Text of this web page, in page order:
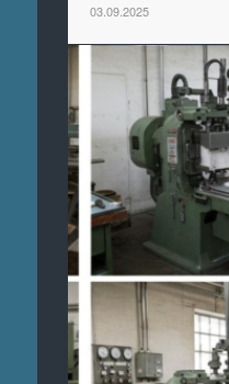
03.09.2025